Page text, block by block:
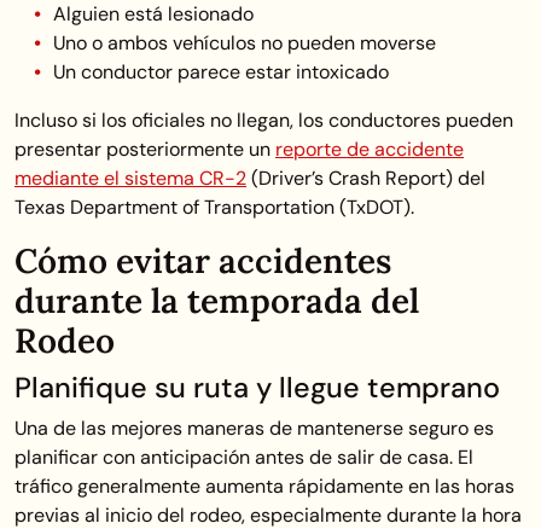
Alguien está lesionado
Uno o ambos vehículos no pueden moverse
Un conductor parece estar intoxicado
Incluso si los oficiales no llegan, los conductores pueden
presentar posteriormente un reporte de accidente
mediante el sistema CR-2(Driver’s Crash Report) del
Texas Department of Transportation (TxDOT).
Cómo evitar accidentes
durante la temporada del
Rodeo
Planifique su ruta y llegue temprano
Una de las mejores maneras de mantenerse seguro es
planificar con anticipación antes de salir de casa. El
tráfico generalmente aumenta rápidamente en las horas
previas al inicio del rodeo, especialmente durante la hora